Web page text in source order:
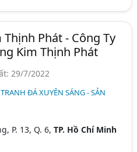
Phát - Công Ty
Kim Thịnh Phát
29/7/2022
ĐÁ XUYÊN SÁNG - SẢN
P. 13, Q. 6,TP. Hồ Chí Minh